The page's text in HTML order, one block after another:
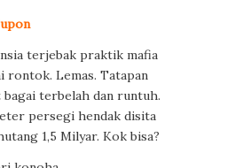
terjebak praktik mafia
rontok. Lemas. Tatapan
terbelah dan runtuh.
persegi hendak disita
1,5 Milyar. Kok bisa?